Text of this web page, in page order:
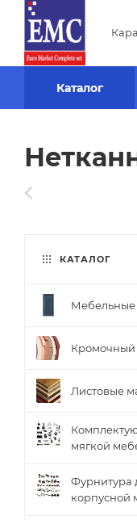
Каталог
КАТАЛОГ
Кромочный
Листовые
мягкой
Фурнитура
корпусной